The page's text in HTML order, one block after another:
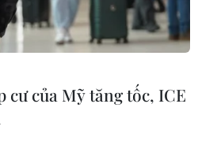
có thẩm
hành chính
cư của Mỹ tăng tốc, ICE